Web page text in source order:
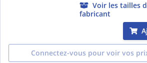
Voir les tailles
fabricant
Connectez-vous pour voir vos